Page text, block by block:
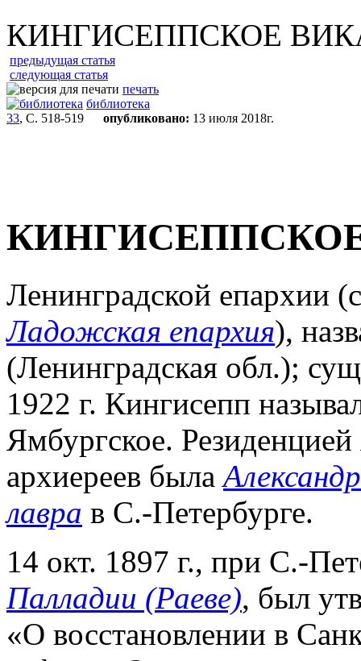
КИНГИСЕППСКОЕ
предыдущая статья
следующая статья
печать
библиотека
33, С. 518-519 опубликовано: 13 июля 2018г.
Ленинградской епархии
Ладожская епархия),
(Ленинградская обл.);
1922 г. Кингисепп
Ямбургское.
архиереев была
лавра в С.-Петербурге.
14 окт. 1897 г., при С.-
Палладии (Раеве), был
«О восстановлении в